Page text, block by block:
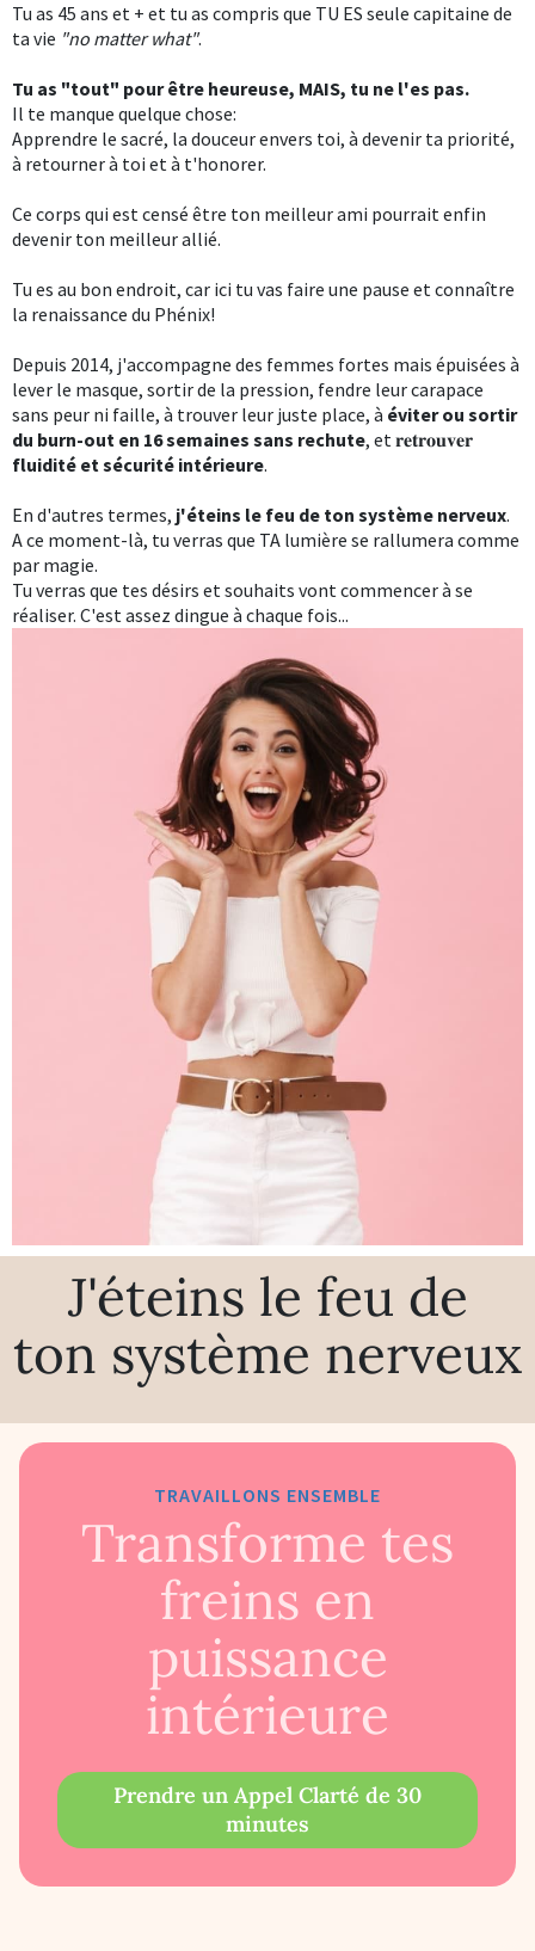
Tu as 45 ans et + et tu as compris que TU ES seule capitaine de
ta vie "no matter what".
Tu as "tout" pour être heureuse, MAIS, tu ne l'es pas.
Il te manque quelque chose:
Apprendre le sacré, la douceur envers toi, à devenir ta priorité,
à retourner à toi et à t'honorer.
Ce corps qui est censé être ton meilleur ami pourrait enfin
devenir ton meilleur allié.
Tu es au bon endroit, car ici tu vas faire une pause et connaître
la renaissance du Phénix!
Depuis 2014, j'accompagne des femmes fortes mais épuisées à
lever le masque, sortir de la pression, fendre leur carapace
sans peur ni faille, à trouver leur juste place, à éviter ou sortir
du burn-out en 16 semaines sans rechute, et 𝐫𝐞𝐭𝐫𝐨𝐮𝐯𝐞𝐫
fluidité etsécurité intérieure.
En d'autres termes, j'éteins le feu de ton système nerveux.
A ce moment-là, tu verras que TA lumière se rallumera comme
par magie.
Tu verras que tes désirs et souhaits vont commencer à se
réaliser. C'est assez dingue à chaque fois...
J'éteins le feu de
ton système nerveux
TRAVAILLONS ENSEMBLE
Transforme tes
freins en
puissance
intérieure
Prendre un Appel Clarté de 30
minutes